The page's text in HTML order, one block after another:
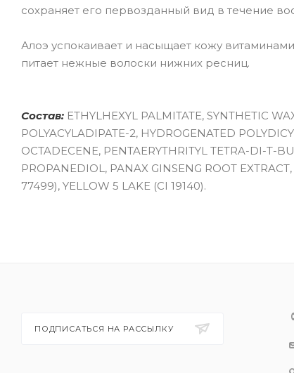
сохраняет его первозданный вид в течение
Алоэ успокаивает и насыщает кожу
питает нежные волоски нижних ресниц.
Состав: ETHYLHEXYL PALMITATE, SYNTHETIC
POLYACYLADIPATE-2, HYDROGENATED
OCTADECENE, PENTAERYTHRITYL TETRA-DI-T-
PROPANEDIOL, PANAX GINSENG ROOT
77499), YELLOW 5 LAKE (CI 19140).
ПОДПИСАТЬСЯ НА РАССЫЛКУ